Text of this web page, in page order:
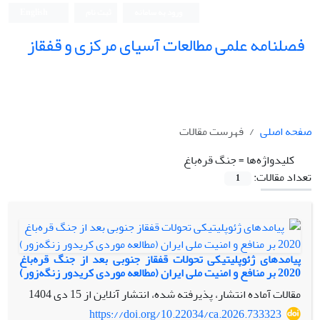
فصلنامه علمی مطالعات آسیای مرکزی و قفقاز
صفحه اصلی
فهرست مقالات
کلیدواژه‌ها =جنگ قره‌باغ
تعداد مقالات:
1
پیامدهای ژئوپلیتیکی تحولات قفقاز جنوبی بعد از جنگ قره‌باغ
2020 بر منافع و امنیت ملی ایران (مطالعه موردی کریدور زنگه‌زور)
مقالات آماده انتشار، پذیرفته شده، انتشار آنلاین از15 دی 1404
https://doi.org/10.22034/ca.2026.733323